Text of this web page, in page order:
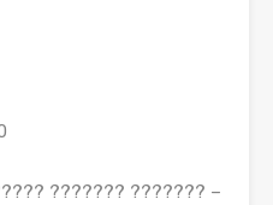
??????? ??????? –